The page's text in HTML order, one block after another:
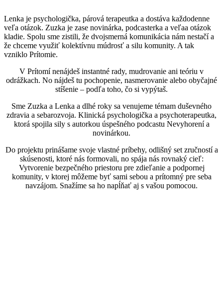
Lenka je psychologička, párová terapeutka a dostáva každodenne
veľa otázok. Zuzka je zase novinárka, podcasterka a veľaa otázok
kladie. Spolu sme zistili, že dvojsmerná komunikácia nám nestačí a
že chceme využiť kolektívnu múdrosť a silu komunity. A tak
vzniklo Prítomie.
V Prítomí nenájdeš instantné rady, mudrovanie ani teóriu v
odrážkach. No nájdeš tu pochopenie, nasmerovanie alebo obyčajné
stíšenie – podľa toho, čo si vypýtaš.
Sme Zuzka a Lenka a dlhé roky sa venujeme témam duševného
zdravia a sebarozvoja. Klinická psychologička a psychoterapeutka,
ktorá spojila sily s autorkou úspešného podcastu Nevyhorení a
novinárkou.
Do projektu prinášame svoje vlastné príbehy, odlišný set zručností a
skúsenosti, ktoré nás formovali, no spája nás rovnaký cieľ:
Vytvorenie bezpečného priestoru pre zdieľanie a podpornej
komunity, v ktorej môžeme byť sami sebou a prítomný pre seba
navzájom. Snažíme sa ho napĺňať aj s vašou pomocou.